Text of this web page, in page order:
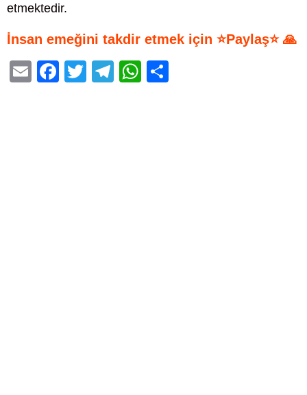
etmektedir.
İnsan emeğini takdir etmek için ⭐Paylaş⭐ 🙏
E
F
T
T
W